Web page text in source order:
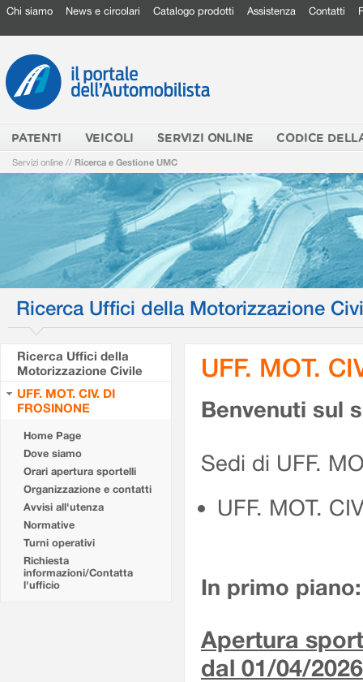
Chi siamo News e circolari Catalogo prodotti Assistenza Contatti
PATENTI VEICOLI SERVIZI ONLINE CODICE
Servizi online // Ricerca e Gestione UMC
Ricerca Uffici della Motorizzazione
Ricerca Uffici della
Motorizzazione Civile
UFF. MOT. CIV. DI
FROSINONE
Home Page
Dove siamo
Orari apertura sportelli
Organizzazione e contatti
Avvisi all'utenza
Normative
Turni operativi
Richiesta
informazioni/Contatta
l'ufficio
UFF. MOT.
Benvenuti sul
Sedi di UFF.
UFF. MOT.
In primo piano:
Apertura
dal 01/04/2026